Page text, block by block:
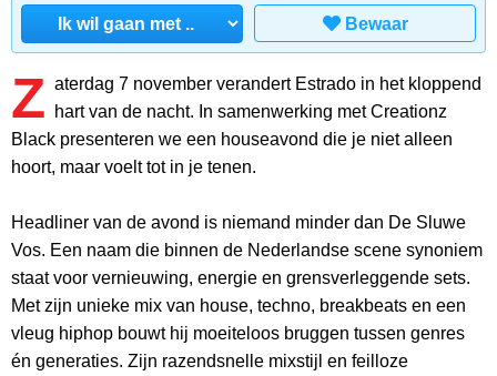
Bewaar
Z aterdag 7 november verandert Estrado in het kloppend
hart van de nacht. In samenwerking met Creationz
Black presenteren we een houseavond die je niet alleen
hoort, maar voelt tot in je tenen.
Headliner van de avond is niemand minder dan De Sluwe
Vos. Een naam die binnen de Nederlandse scene synoniem
staat voor vernieuwing, energie en grensverleggende sets.
Met zijn unieke mix van house, techno, breakbeats en een
vleug hiphop bouwt hij moeiteloos bruggen tussen genres
én generaties. Zijn razendsnelle mixstijl en feilloze